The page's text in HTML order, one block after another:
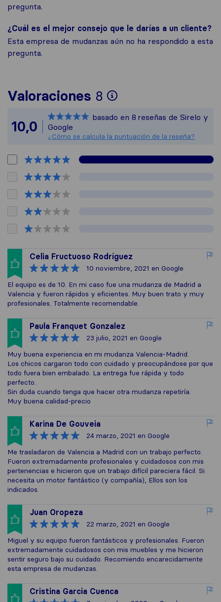
pregunta.
¿Cuál es el mejor consejo que le darías a un cliente?
Esta empresa de mudanzas aún no ha respondido a esta
pregunta.
Valoraciones 8
Para ofrecerte
Todas las
10,0
basado en 8 reseñas de Sirelo y
Google
¿Cómo se calcula la puntuación de la reseña?
Celia Fructuoso Rodríguez
10 noviembre, 2021 en Google
El equipo es de 10. En mi caso fue una mudanza de Madrid a
Valencia y fueron rápidos y eficientes. Muy buen trato y muy
profesionales. Totalmente recomendable.
Paula Franquet Gonzalez
23 julio, 2021 en Google
Muy buena experiencia en mi mudanza Valencia-Madrid.
Los chicos cargaron todo con cuidado y preocupándose por que
todo fuera bien embalado. La entrega fue rápida y todo
perfecto.
Sin duda cuando tenga que hacer otra mudanza repetiría.
Muy buena calidad-precio
Karina De Gouveia
24 marzo, 2021 en Google
Me trasladaron de Valencia a Madrid con un trabajo perfecto.
Fueron extremadamente profesionales y cuidadosos con mis
pertenencias e hicieron que un trabajo difícil pareciera fácil. Si
necesita un motor fantástico (y compañía), Ellos son los
indicados.
Juan Oropeza
22 marzo, 2021 en Google
Miguel y su equipo fueron fantásticos y profesionales. Fueron
extremadamente cuidadosos con mis muebles y me hicieron
sentir seguro bajo su cuidado. Recomiendo encarecidamente
esta empresa de mudanzas.
Cristina Garcia Cuenca